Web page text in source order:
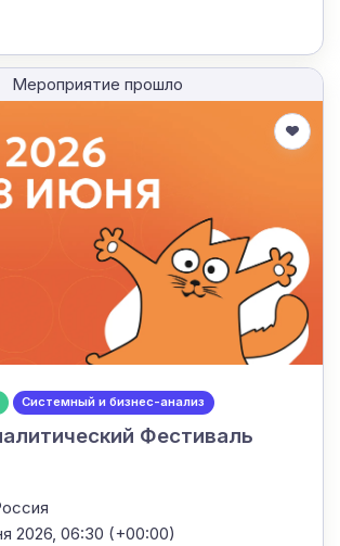
Мероприятие прошло
Системный и бизнес-анализ
Фестиваль
2026, 06:30 (+00:00)